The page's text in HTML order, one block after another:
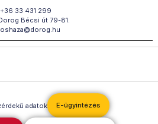
+36 33 431 299
Bécsi út 79-81.
adatok E-ügyintézés